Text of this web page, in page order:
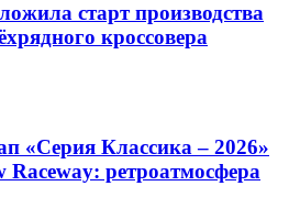
старт производства
кроссовера
«Серия Классика – 2026»
Raceway: ретроатмосфера